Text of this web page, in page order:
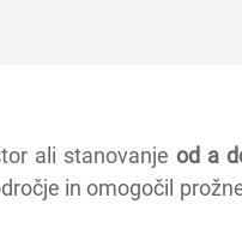
ali stanovanjeod a
in omogočil